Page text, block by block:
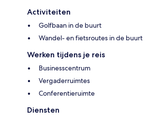
Activiteiten
Golfbaan in de buurt
Wandel- en fietsroutes in de buurt
Werken tijdens je reis
Businesscentrum
Vergaderruimtes
Conferentieruimte
Diensten